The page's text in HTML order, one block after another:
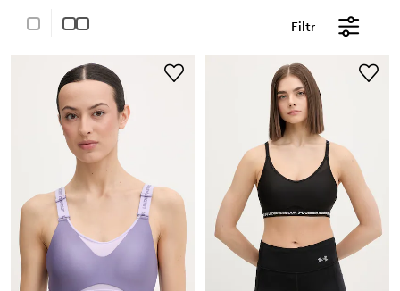
Filtr